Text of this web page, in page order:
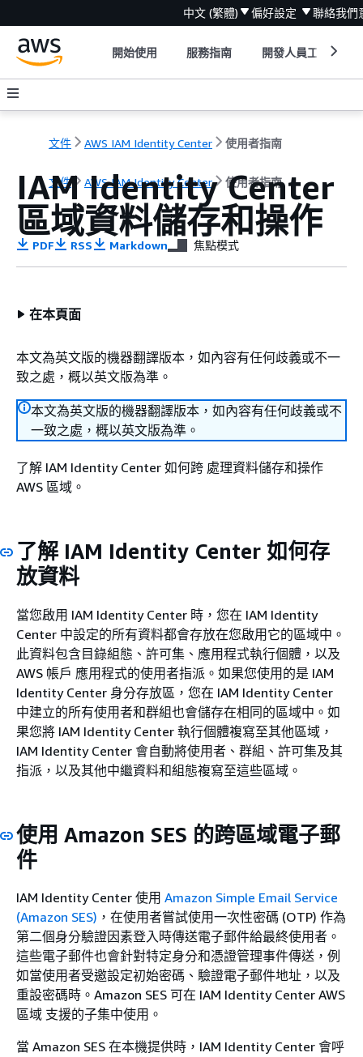
中文 (繁體) 偏好設定 聯絡我們
開始使用 服務指南 開發人員工具
文件 AWS IAM Identity Center 使用者指南
文件 AWS IAM Identity Center 使用者指南
IAM Identity Center
區域資料儲存和操作
PDF RSS Markdown 焦點模式
在本頁面
本文為英文版的機器翻譯版本，如內容有任何歧義或不一
致之處，概以英文版為準。
本文為英文版的機器翻譯版本，如內容有任何歧義或不
一致之處，概以英文版為準。
了解 IAM Identity Center 如何跨 處理資料儲存和操作
AWS 區域。
了解 IAM Identity Center 如何存
放資料
當您啟用 IAM Identity Center 時，您在 IAM Identity
Center 中設定的所有資料都會存放在您啟用它的區域中。
此資料包含目錄組態、許可集、應用程式執行個體，以及
AWS 帳戶 應用程式的使用者指派。如果您使用的是 IAM
Identity Center 身分存放區，您在 IAM Identity Center
中建立的所有使用者和群組也會儲存在相同的區域中。如
果您將 IAM Identity Center 執行個體複寫至其他區域，
IAM Identity Center 會自動將使用者、群組、許可集及其
指派，以及其他中繼資料和組態複寫至這些區域。
使用 Amazon SES 的跨區域電子郵
件
IAM Identity Center 使用 Amazon Simple Email Service
(Amazon SES) ，在使用者嘗試使用一次性密碼 (OTP) 作為
第二個身分驗證因素登入時傳送電子郵件給最終使用者。
這些電子郵件也會針對特定身分和憑證管理事件傳送，例
如當使用者受邀設定初始密碼、驗證電子郵件地址，以及
重設密碼時。Amazon SES 可在 IAM Identity Center AWS
區域 支援的子集中使用。
當 Amazon SES 在本機提供時，IAM Identity Center 會呼